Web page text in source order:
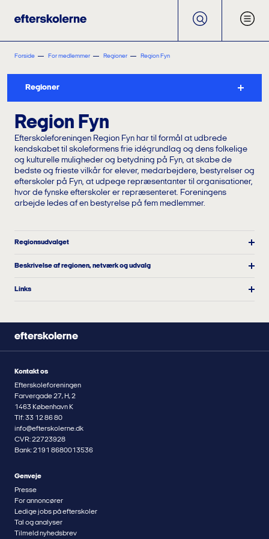
Forside For medlemmer Regioner Region Fyn
Regioner
Region Fyn
Efterskoleforeningen Region Fyn har til formål at udbrede
kendskabet til skoleformens frie idégrundlag og dens folkelige
og kulturelle muligheder og betydning på Fyn, at skabe de
bedste og frieste vilkår for elever, medarbejdere, bestyrelser og
efterskoler på Fyn, at udpege repræsentanter til organisationer,
hvor de fynske efterskoler er repræsenteret. Foreningens
arbejde ledes af en bestyrelse på fem medlemmer.
Regionsudvalget
Beskrivelse af regionen, netværk og udvalg
Links
efterskolerne
Kontakt os
Efterskoleforeningen
Farvergade 27, H, 2
1463 København K
Tlf: 33 12 86 80
info@efterskolerne.dk
CVR: 22723928
Bank: 2191 8680013536
Genveje
Presse
For annoncører
Ledige jobs på efterskoler
Tal og analyser
Tilmeld nyhedsbrev